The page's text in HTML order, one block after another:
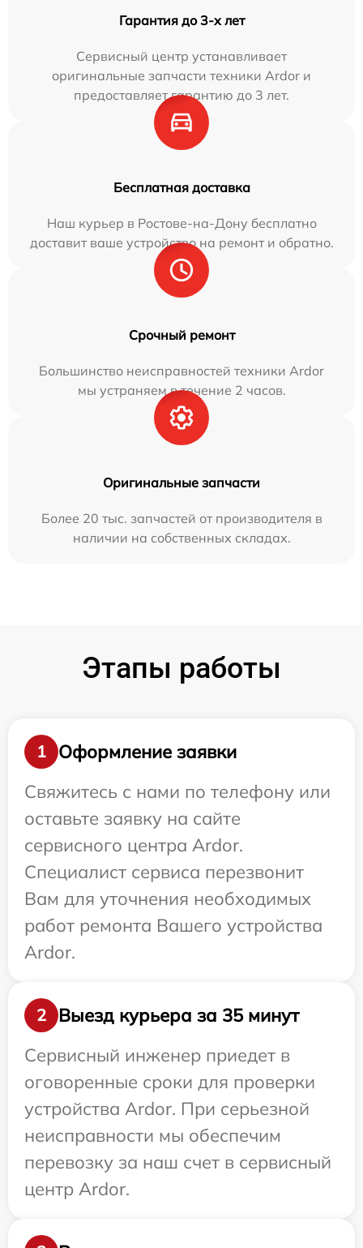
Гарантия до 3-х лет
Сервисный центр устанавливает
оригинальные запчасти техники Ardor и
предоставляет гарантию до 3 лет.
Бесплатная доставка
Наш курьер в Ростове-на-Дону бесплатно
доставит ваше устройство на ремонт и обратно.
Срочный ремонт
Большинство неисправностей техники Ardor
мы устраняем в течение 2 часов.
Оригинальные запчасти
Более 20 тыс. запчастей от производителя в
наличии на собственных складах.
Этапы работы
1
Оформление заявки
Свяжитесь с нами по телефону или
оставьте заявку на сайте
сервисного центра Ardor.
Специалист сервиса перезвонит
Вам для уточнения необходимых
работ ремонта Вашего устройства
Ardor.
2
Выезд курьера за 35 минут
Сервисный инженер приедет в
оговоренные сроки для проверки
устройства Ardor. При серьезной
неисправности мы обеспечим
перевозку за наш счет в сервисный
центр Ardor.